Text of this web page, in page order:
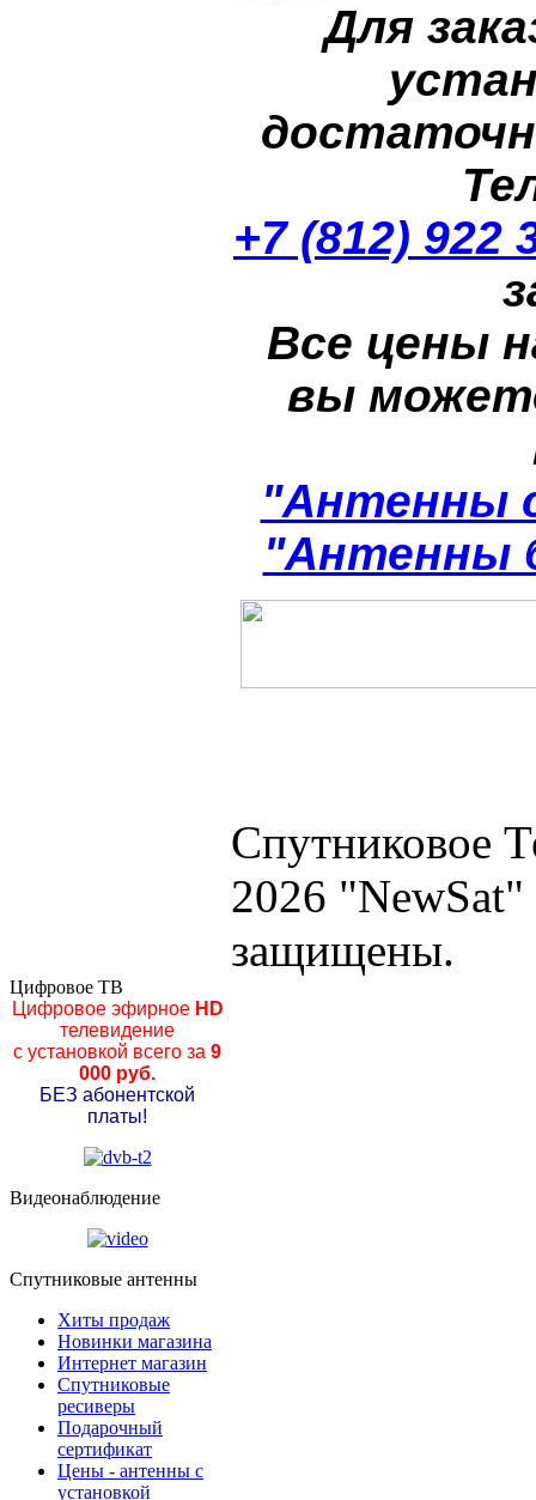
Для
+7 (812) 922
Все цены
вы
"Антенны
"Антенны
Спутниковое
2026
защищены.
Цифровое ТВ
Цифровое эфирноеHD
телевидение
с установкой всего за 9
000 руб.
БЕЗ абонентской
платы!
Видеонаблюдение
Спутниковые антенны
Хиты продаж
Новинки магазина
Интернет магазин
Спутниковые
ресиверы
Подарочный
сертификат
Цены - антенны с
установкой